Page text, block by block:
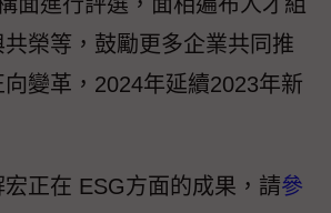
榮等，鼓勵更多企業共同推
變革，2024年延續2023年新
正在 ESG方面的成果，請參